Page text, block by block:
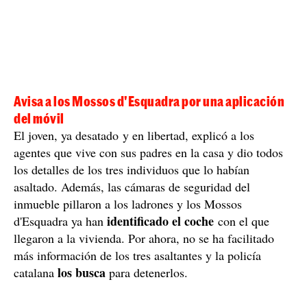
Avisa a los Mossos d'Esquadra por una aplicación
del móvil
El joven, ya desatado y en libertad, explicó a los
agentes que vive con sus padres en la casa y dio todos
los detalles de los tres individuos que lo habían
asaltado. Además, las cámaras de seguridad del
inmueble pillaron a los ladrones y los Mossos
d'Esquadra ya han identificado el coche con el que
llegaron a la vivienda. Por ahora, no se ha facilitado
más información de los tres asaltantes y la policía
catalana los busca para detenerlos.